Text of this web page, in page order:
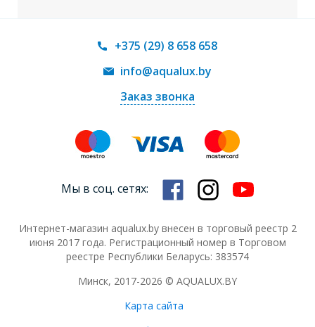
+375 (29) 8 658 658
info@aqualux.by
Заказ звонка
Мы в соц. сетях:
Интернет-магазин aqualux.by внесен в торговый реестр 2
июня 2017 года. Регистрационный номер в Торговом
реестре Республики Беларусь: 383574
Минск, 2017-2026 © AQUALUX.BY
Карта сайта